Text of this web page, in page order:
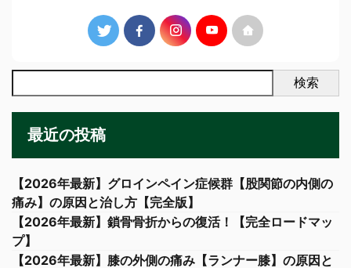
検索
最近の投稿
【2026年最新】グロインペイン症候群【股関節の内側の
痛み】の原因と治し方【完全版】
【2026年最新】鎖骨骨折からの復活！【完全ロードマッ
プ】
【2026年最新】膝の外側の痛み【ランナー膝】の原因と